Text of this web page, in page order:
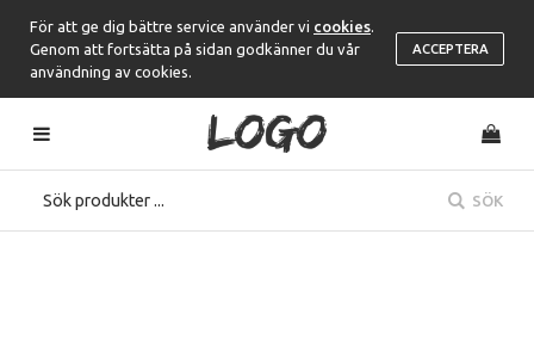
För att ge dig bättre service använder vi cookies
Genom att fortsätta på sidan godkänner du vår
användning av cookies.
ACCEPTERA
SÖK